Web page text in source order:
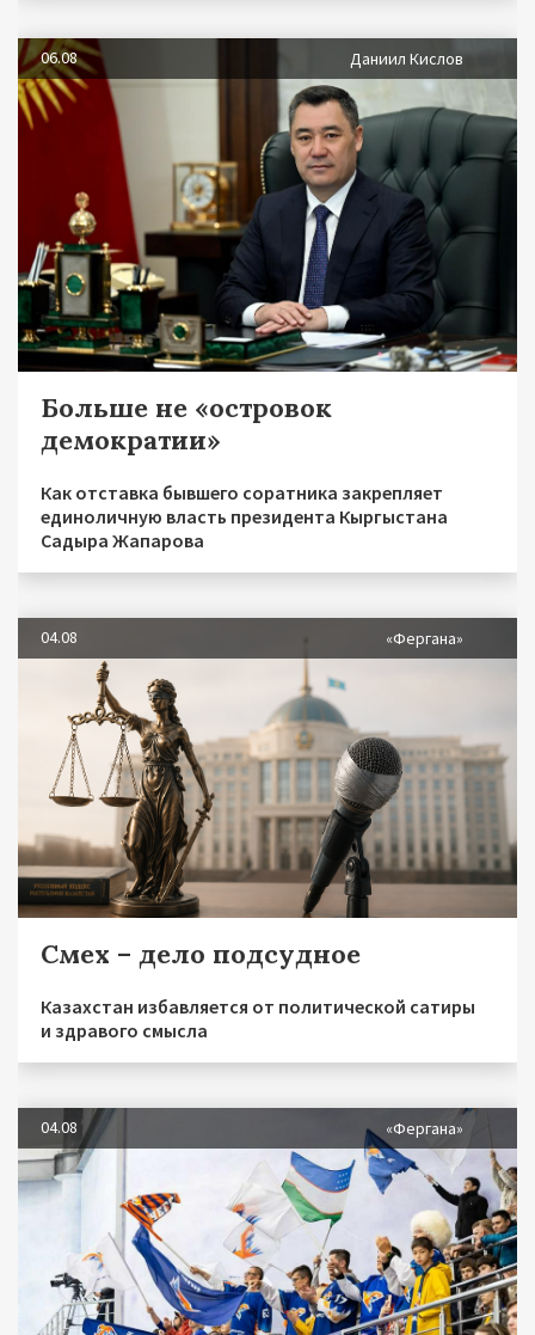
06.08 Даниил Кислов
Больше не «островок
демократии»
Как отставка бывшего соратника закрепляет
единоличную власть президента Кыргыстана
Садыра Жапарова
04.08 «Фергана»
Смех – дело подсудное
Казахстан избавляется от политической сатиры
и здравого смысла
04.08 «Фергана»